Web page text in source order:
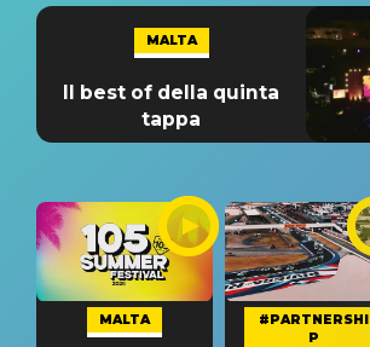
MALTA
Il best of della quinta
tappa
MALTA
#PARTNERSHI
P